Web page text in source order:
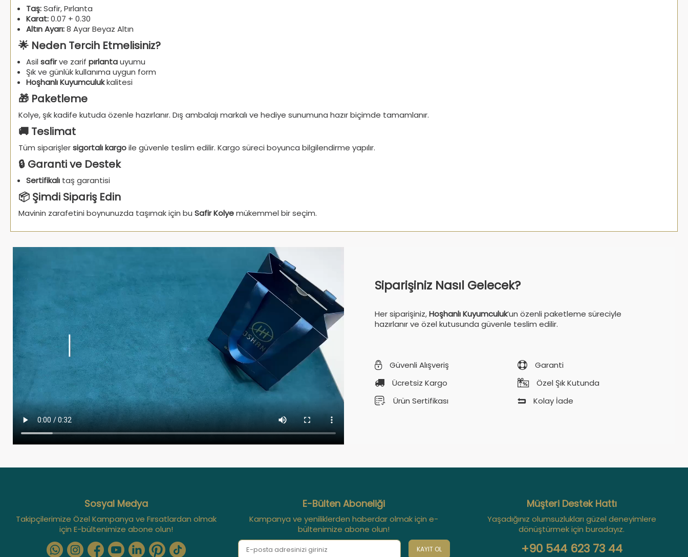
Taş:Safir, Pırlanta
Karat:0.07 + 0.30
Altın Ayarı:8 Ayar Beyaz Altın
🌟 Neden Tercih Etmelisiniz?
Asil safirve zarif pırlantauyumu
Şık ve günlük kullanıma uygun form
Hoşhanlı Kuyumculukkalitesi
🎁 Paketleme
Kolye, şık kadife kutuda özenle hazırlanır. Dış ambalajı markalı ve hediye sunumuna hazır biçimde tamamlanır.
🚚 Teslimat
Tüm siparişlersigortalı kargoile güvenle teslim edilir. Kargo süreci boyunca bilgilendirme yapılır.
🔒 Garanti ve Destek
Sertifikalı taş garantisi
📦 Şimdi Sipariş Edin
Mavinin zarafetini boynunuzda taşımak için bu Safir Kolyemükemmel bir seçim.
Siparişiniz Nasıl Gelecek?
Her siparişiniz,Hoşhanlı Kuyumculuk’un özenli paketleme süreciyle
hazırlanır ve özel kutusunda güvenle teslim edilir.
Güvenli Alışveriş
Garanti
Ücretsiz Kargo
Özel Şık Kutunda
Ürün Sertifikası
Kolay İade
Sosyal Medya
Takipçilerimize Özel Kampanya ve Fırsatlardan olmak
için E-bültenimize abone olun!
E-Bülten Aboneliği
Kampanya ve yeniliklerden haberdar olmak için e-
bültenimize abone olun!
KAYIT OL
Müşteri Destek Hattı
Yaşadığınız olumsuzlukları güzel deneyimlere
dönüştürmek için buradayız.
+90 544 623 73 44